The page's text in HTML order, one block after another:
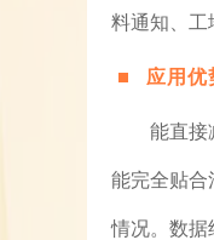
料通知、工
应用优
能直接
能完全贴合
情况。数据